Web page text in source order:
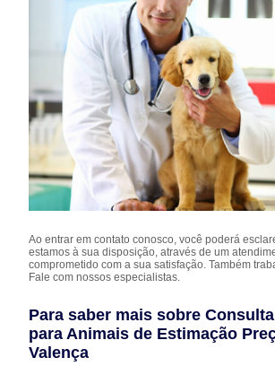
Ao entrar em contato conosco, você poderá
estamos à sua disposição, através de um
comprometido com a sua satisfação. Também
Fale com nossos especialistas.
Para saber mais sobre
para Animais de Estimação
Valença